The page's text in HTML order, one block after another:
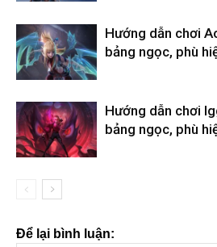
Hướng dẫn chơi
bảng ngọc, phù
Hướng dẫn chơi
bảng ngọc, phù
Để lại bình luận: